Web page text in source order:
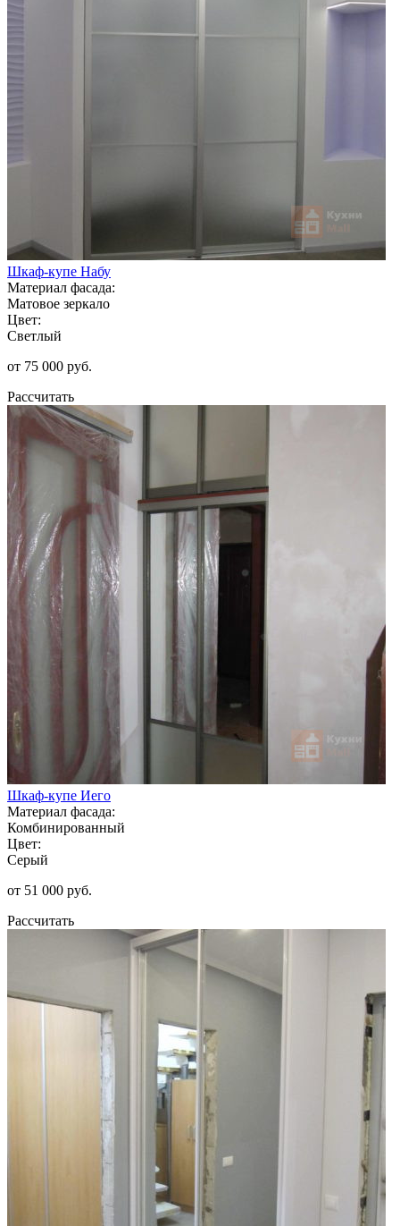
Шкаф-купе Набу
Материал фасада:
Матовое зеркало
Цвет:
Светлый
от 75 000 руб.
Рассчитать
Шкаф-купе Иего
Материал фасада:
Комбинированный
Цвет:
Серый
от 51 000 руб.
Рассчитать